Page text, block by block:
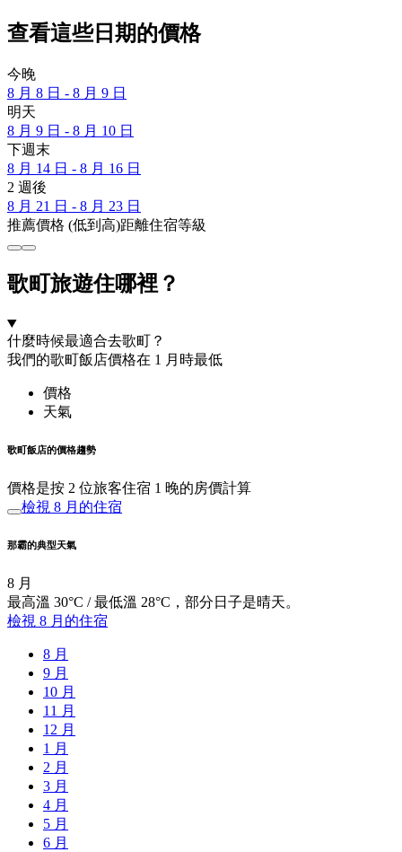
查看這些日期的價格
今晚
8 月 8 日 - 8 月 9 日
明天
8 月 9 日 - 8 月 10 日
下週末
8 月 14 日 - 8 月 16 日
2 週後
8 月 21 日 - 8 月 23 日
推薦價格 (低到高)距離住宿等級
歌町旅遊住哪裡？
什麼時候最適合去歌町？
我們的歌町飯店價格在 1 月時最低
價格
天氣
歌町飯店的價格趨勢
價格是按 2 位旅客住宿 1 晚的房價計算
檢視 8 月的住宿
那霸的典型天氣
8 月
最高溫 30°C / 最低溫 28°C，部分日子是晴天。
檢視 8 月的住宿
8 月
9 月
10 月
11 月
12 月
1 月
2 月
3 月
4 月
5 月
6 月